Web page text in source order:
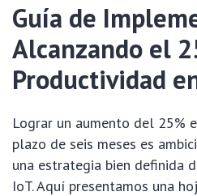
Guía de
Alcanzando el
Productividad
Lograr un aumento del 25%
plazo de seis meses es
una estrategia bien definida
IoT. Aquí presentamos una